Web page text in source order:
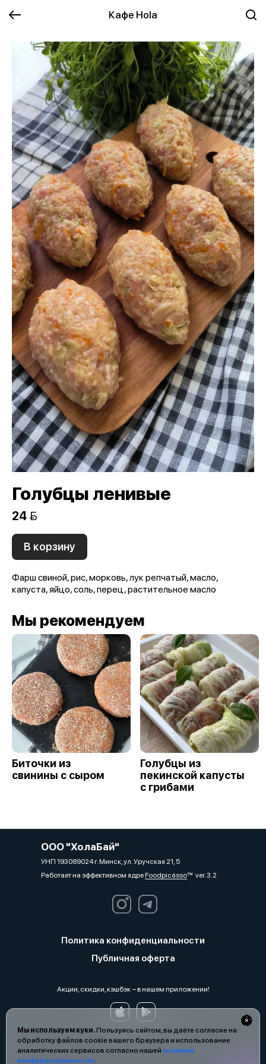
Кафе Hola
Мы используем куки.Пользуясь сайтом, вы даёте согласие на
обработку файлов cookie вашего браузера и использование
аналитических сервисов согласно нашей политике
конфиденциальности.
Голубцы ленивые
24 
В корзину
Фарш свиной, рис, морковь, лук репчатый, масло,
капуста, яйцо, соль, перец, растительное масло
Мы рекомендуем
Биточки из
свинины с сыром
Голубцы из
пекинской капусты
с грибами
ООО "ХолаБай"
УНП 193089024 г. Минск, ул. Уручская 21, 5
Работает на эффективном ядреFoodpicássover. 3.2
Политика конфиденциальности
Публичная оферта
Акции, скидки, кэшбэк − в нашем приложении!